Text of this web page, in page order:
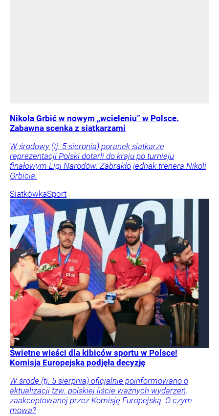
Nikola Grbić w nowym „wcieleniu” w Polsce.
Zabawna scenka z siatkarzami
W środowy (tj. 5 sierpnia) poranek siatkarze
reprezentacji Polski dotarli do kraju po turnieju
finałowym Ligi Narodów. Zabrakło jednak trenera Nikoli
Grbicia.
SiatkówkaSport
Świetne wieści dla kibiców sportu w Polsce!
Komisja Europejska podjęła decyzję
W środę (tj. 5 sierpnia) oficjalnie poinformowano o
aktualizacji tzw. polskiej liście ważnych wydarzeń,
zaakceptowanej przez Komisję Europejską. O czym
mowa?